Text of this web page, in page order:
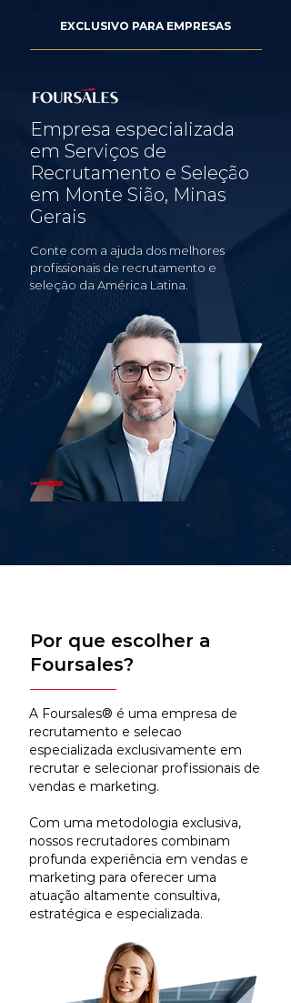
EXCLUSIVO PARA EMPRESAS
Empresa especializada
em Serviços de
Recrutamento e Seleção
em Monte Sião, Minas
Gerais
Conte com a ajuda dos melhores
profissionais de recrutamento e
seleção da América Latina.
Por que escolher a
Foursales?
A Foursales® é uma empresa de
recrutamento e selecao
especializada exclusivamente em
recrutar e selecionar profissionais de
vendas e marketing.
Com uma metodologia exclusiva,
nossos recrutadores combinam
profunda experiência em vendas e
marketing para oferecer uma
atuação altamente consultiva,
estratégica e especializada.